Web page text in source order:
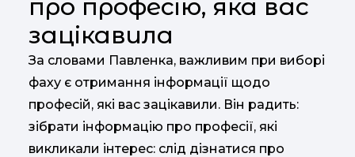
про професію, яка вас
зацікавила
За словами Павленка, важливим при виборі
фаху є отримання інформації щодо
професій, які вас зацікавили. Він радить:
зібрати інформацію про професії, які
викликали інтерес: слід дізнатися про